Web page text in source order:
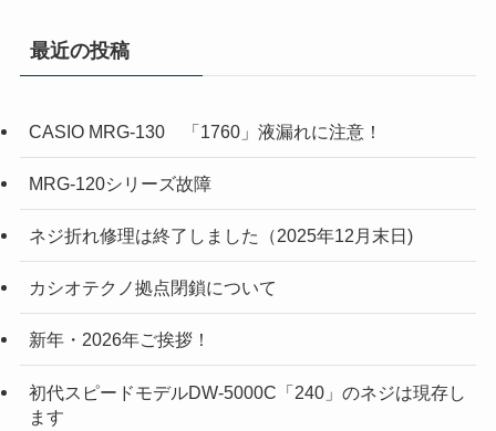
最近の投稿
CASIO MRG-130 「1760」液漏れに注意！
MRG-120シリーズ故障
ネジ折れ修理は終了しました（2025年12月末日)
カシオテクノ拠点閉鎖について
新年・2026年ご挨拶！
初代スピードモデルDW-5000C「240」のネジは現存し
ます